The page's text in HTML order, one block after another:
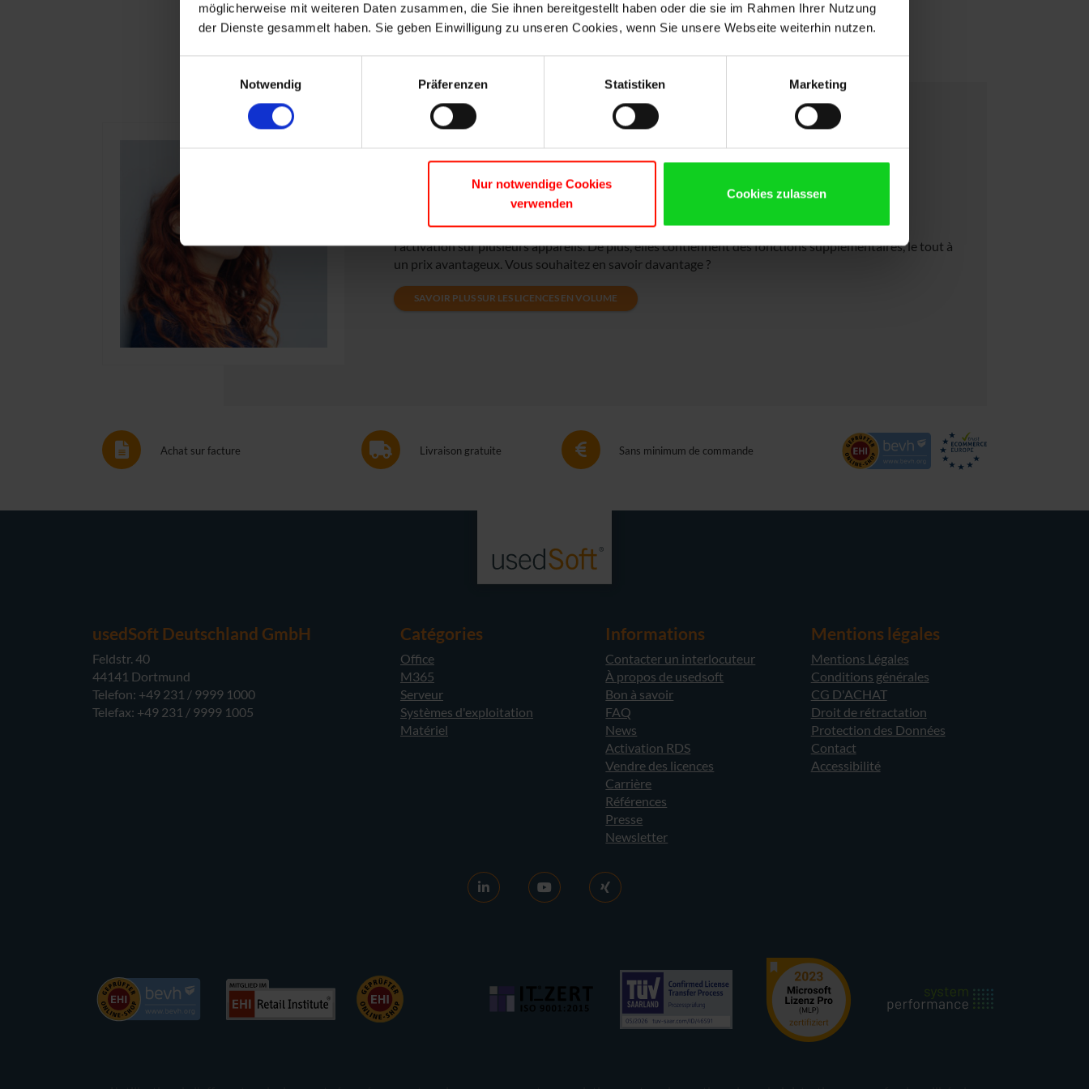
möglicherweise mit weiteren Daten zusammen, die Sie ihnen bereitgestellt haben oder die sie im Rahmen Ihrer Nutzung
der Dienste gesammelt haben. Sie geben Einwilligung zu unseren Cookies, wenn Sie unsere Webseite weiterhin nutzen.
Notwendig
Präferenzen Statistiken Marketing
Nur notwendige Cookies
verwenden
Cookies zulassen
Qu'est-ce que les licences en volume ?
Les licences en volume sont idéales pour les entreprises, car elles simplifient l'installation et
l'activation sur plusieurs appareils. De plus, elles contiennent des fonctions supplémentaires, le tout à
un prix avantageux. Vous souhaitez en savoir davantage ?
SAVOIR PLUS SUR LES LICENCES EN VOLUME
Achat sur facture Livraison gratuite Sans minimum de commande
usedSoft Deutschland GmbH
Feldstr. 40
44141 Dortmund
Telefon: +49 231 / 9999 1000
Telefax: +49 231 / 9999 1005
Catégories
Office
M365
Serveur
Systèmes d'exploitation
Matériel
Informations
Contacter un interlocuteur
À propos de usedsoft
Bon à savoir
FAQ
News
Activation RDS
Vendre des licences
Carrière
Références
Presse
Newsletter
Mentions légales
Mentions Légales
Conditions générales
CG D'ACHAT
Droit de rétractation
Protection des Données
Contact
Accessibilité